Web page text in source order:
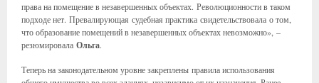
права на помещение в незавершенных объектах. Революционности в таком
подходе нет. Превалирующая судебная практика свидетельствовала о том,
что образование помещений в незавершенных объектах невозможно», –
резюмировала Ольга.
Теперь на законодательном уровне закреплены правила использования